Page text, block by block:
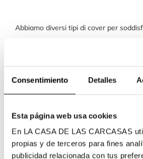
Consentimiento Detalles
Esta página web usa cookies
En LA CASA DE LAS CARCASAS
propias y de terceros para fines
publicidad relacionada con tus
Abbiamo diversi tipi di cover per
morbida, cover a libro, tracolla, a
personalizzata in mille modi. Dalle
personalizzazione sono infinite.
Inoltre, grazie al nostro
potrai creare tu stesso le fantasie